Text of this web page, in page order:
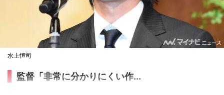
水上恒司
監督「非常に分かりにくい作...